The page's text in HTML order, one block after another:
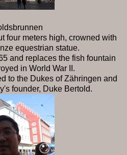
four meters high, crowned with
equestrian statue.
and replaces the fish fountain
in World War II.
to the Dukes of Zähringen and
founder, Duke Bertold.